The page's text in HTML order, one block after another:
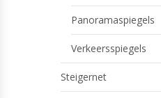
Panoramaspiegels
Verkeersspiegels
Steigernet